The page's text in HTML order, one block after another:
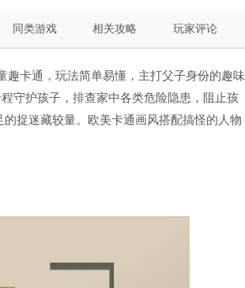
同类游戏 相关攻略 玩家评论
趣卡通，玩法简单易懂，主打父子身份的趣味
守护孩子，排查家中各类危险隐患，阻止孩
捉迷藏较量。欧美卡通画风搭配搞怪的人物